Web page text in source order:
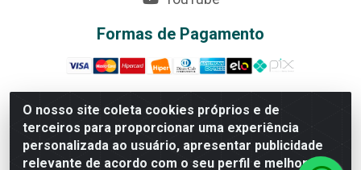
O nosso site coleta cookies próprios e de
terceiros para proporcionar uma experiência
personalizada ao usuário, apresentar publicidade
relevante de acordo com o seu perfil e melhorar a
Formas de Pagamento
Rede Brasil - Avenida Universitária, nº 3860, Jardim das
Américas II Etapa - Anápolis/GO - CEP 75070-415 -
CNPJ 07.728.073/0002-24